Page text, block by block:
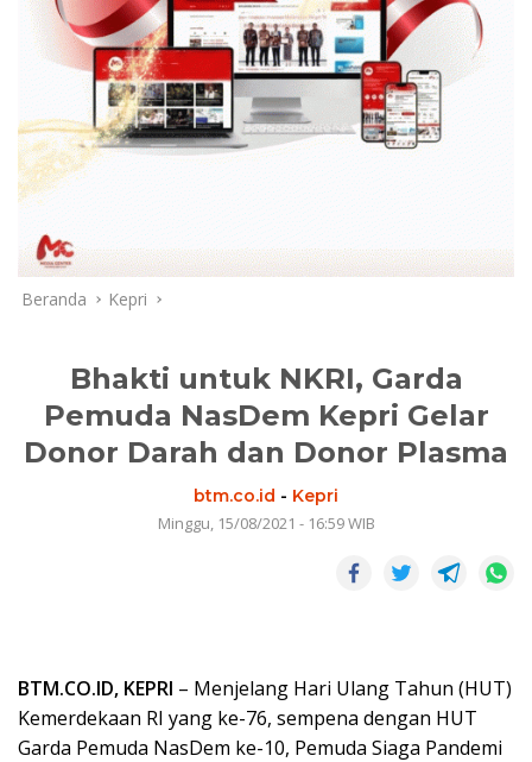
Beranda Kepri
Bhakti untuk NKRI, Garda
Pemuda NasDem Kepri Gelar
Donor Darah dan Donor Plasma
btm.co.id - Kepri
Minggu, 15/08/2021 - 16:59 WIB
BTM.CO.ID, KEPRI – Menjelang Hari Ulang Tahun (HUT)
Kemerdekaan RI yang ke-76, sempena dengan HUT
Garda Pemuda NasDem ke-10, Pemuda Siaga Pandemi